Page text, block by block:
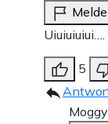
5
Moggy